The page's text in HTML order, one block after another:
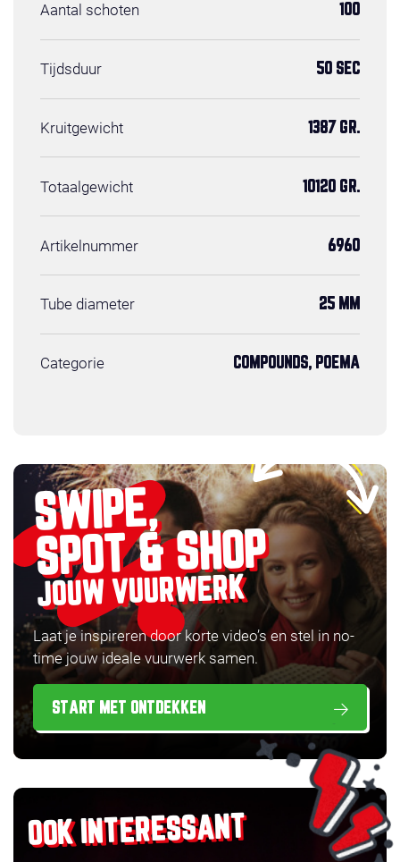
Aantal schoten 100
Tijdsduur 50 SEC
Kruitgewicht 1387 GR.
Totaalgewicht 10120 GR.
Artikelnummer 6960
Tube diameter 25 MM
Categorie COMPOUNDS, POEMA
SWIPE,
SPOT & SHOP
JOUW VUURWERK
Laat je inspireren door korte video’s en stel in no-
time jouw ideale vuurwerk samen.
START MET ONTDEKKEN
OOK INTERESSANT